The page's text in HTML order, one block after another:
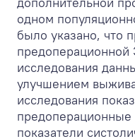
одном
было указано, что
исследования
улучшением
исследования
предоперационные
показатели